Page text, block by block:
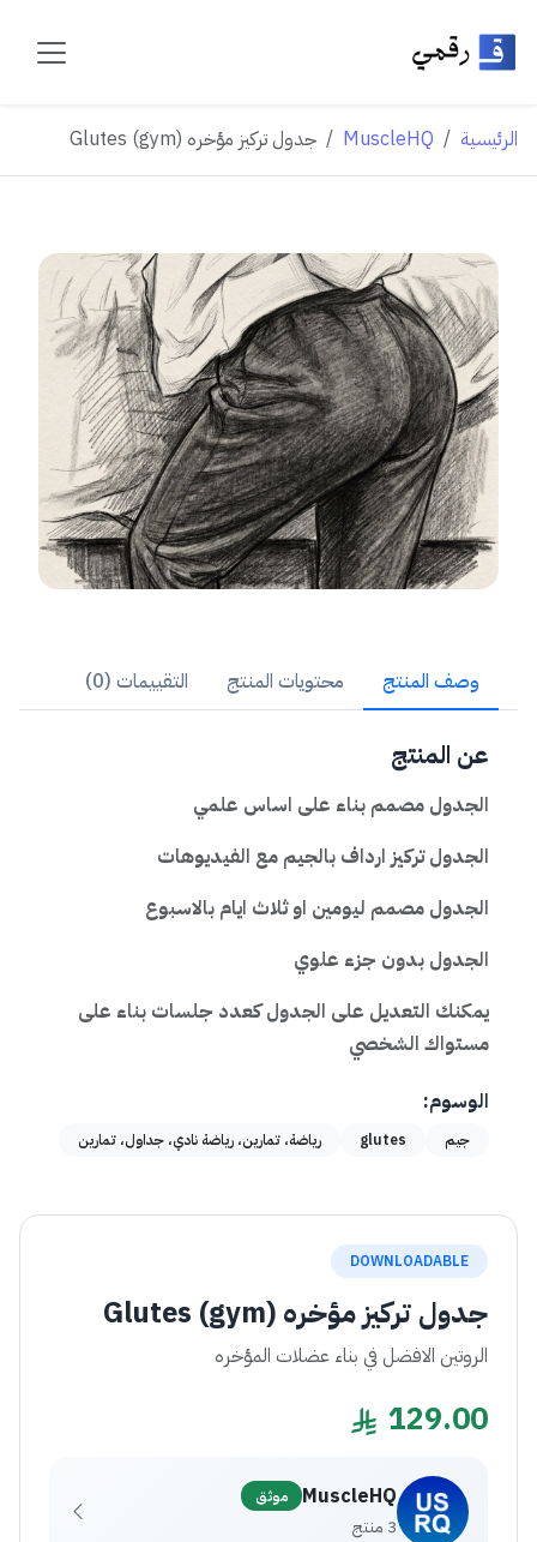
الرئيسية MuscleHQ جدول تركيز مؤخره Glutes (gym)
وصف المنتج محتويات المنتج التقييمات (0)
عن المنتج
الجدول مصمم بناء على اساس علمي
الجدول تركيز ارداف بالجيم مع الفيديوهات
الجدول مصمم ليومين او ثلاث ايام بالاسبوع
الجدول بدون جزء علوي
يمكنك التعديل على الجدول كعدد جلسات بناء على
مستواك الشخصي
الوسوم:
جيم glutes رياضة، تمارين، رياضة نادي، جداول، تمارين
DOWNLOADABLE
جدول تركيز مؤخره Glutes (gym)
الروتين الافضل في بناء عضلات المؤخره
129.00
MuscleHQ موثق
3 منتج